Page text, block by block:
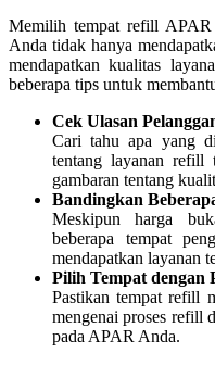
Memilih tempat refill APAR
Anda tidak hanya
mendapatkan kualitas
beberapa tips untuk
Cek Ulasan
Cari tahu apa yang
tentang layanan refill
gambaran tentang
Bandingkan
Meskipun harga
beberapa tempat
mendapatkan layanan
Pilih Tempat dengan
Pastikan tempat refill
mengenai proses refill
pada APAR Anda.